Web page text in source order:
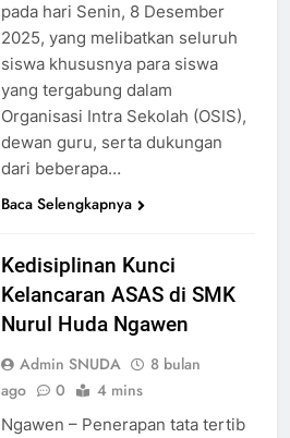
pada hari Senin, 8 Desember
2025, yang melibatkan seluruh
siswa khususnya para siswa
yang tergabung dalam
Organisasi Intra Sekolah (OSIS),
dewan guru, serta dukungan
dari beberapa…
Baca Selengkapnya
Kedisiplinan Kunci
Kelancaran ASAS di SMK
Nurul Huda Ngawen
Admin SNUDA
8 bulan
ago
0 4 mins
Ngawen – Penerapan tata tertib